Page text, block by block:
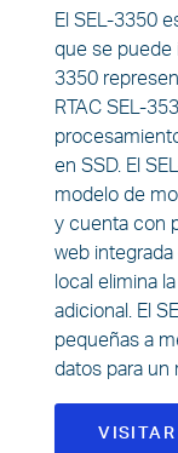
El SEL-3350
que se puede
3350
RTAC SEL-
en SSD. El
modelo de
y cuenta con
web
local elimina
adicional. El
pequeñas a
datos para un
VISITAR